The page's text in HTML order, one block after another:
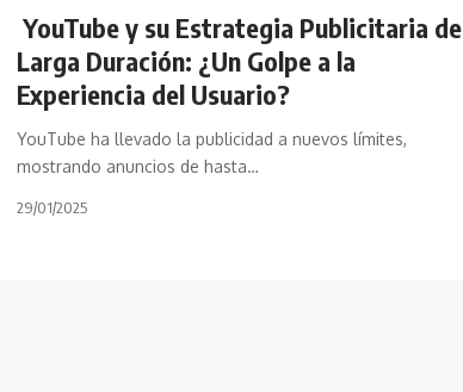
YouTube y su Estrategia Publicitaria de
Larga Duración: ¿Un Golpe a la
Experiencia del Usuario?
YouTube ha llevado la publicidad a nuevos límites,
mostrando anuncios de hasta…
29/01/2025